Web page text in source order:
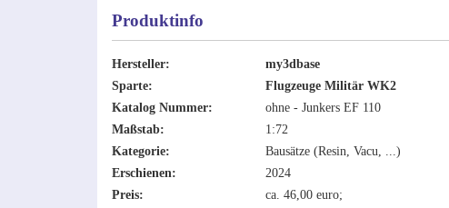
Produktinfo
Hersteller:
my3dbase
Sparte:
Flugzeuge Militär WK2
Katalog Nummer:
ohne - Junkers EF 110
Maßstab:
1:72
Kategorie:
Bausätze (Resin, Vacu, ...)
Erschienen:
2024
Preis:
ca. 46,00 euro;